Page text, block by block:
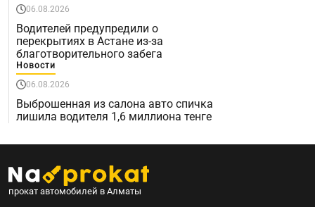
06.08.2026
Водителей предупредили о
перекрытиях в Астане из-за
благотворительного забега
Новости
06.08.2026
Выброшенная из салона авто спичка
лишила водителя 1,6 миллиона тенге
прокат автомобилей в Алматы